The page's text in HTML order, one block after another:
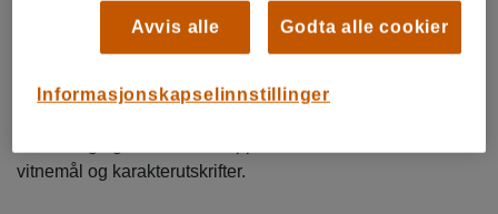
Registrer din CV og søk på stillingen på
vitnemål og karakterutskrifter.
Informasjonskapselinnstillinger
Avvis alle Godta alle cookier